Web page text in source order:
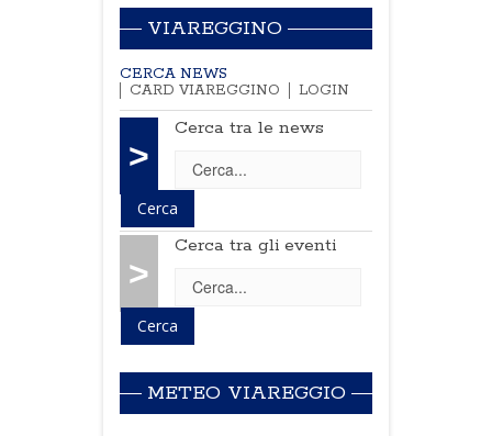
VIAREGGINO
CERCA NEWS
CARD VIAREGGINO
LOGIN
>
Cerca tra le news
>
Cerca tra gli eventi
METEO VIAREGGIO